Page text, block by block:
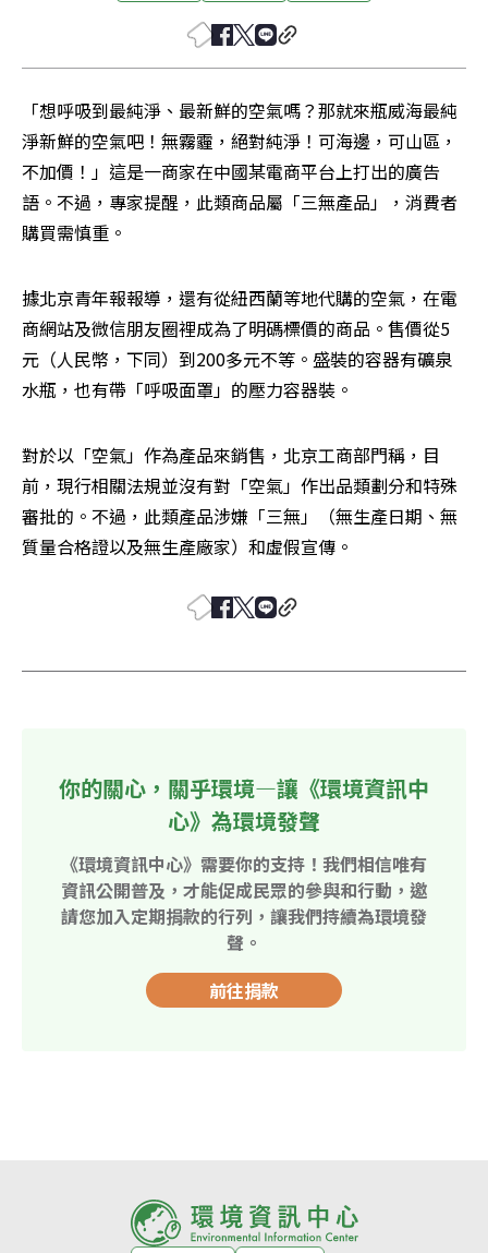
「想呼吸到最純淨、最新鮮的空氣嗎？那就來瓶威海最純
淨新鮮的空氣吧！無霧霾，絕對純淨！可海邊，可山區，
不加價！」這是一商家在中國某電商平台上打出的廣告
語。不過，專家提醒，此類商品屬「三無產品」，消費者
購買需慎重。
據北京青年報報導，還有從紐西蘭等地代購的空氣，在電
商網站及微信朋友圈裡成為了明碼標價的商品。售價從5
元（人民幣，下同）到200多元不等。盛裝的容器有礦泉
水瓶，也有帶「呼吸面罩」的壓力容器裝。
對於以「空氣」作為產品來銷售，北京工商部門稱，目
前，現行相關法規並沒有對「空氣」作出品類劃分和特殊
審批的。不過，此類產品涉嫌「三無」（無生產日期、無
質量合格證以及無生產廠家）和虛假宣傳。
你的關心，關乎環境—讓《環境資訊中
心》為環境發聲
《環境資訊中心》需要你的支持！我們相信唯有
資訊公開普及，才能促成民眾的參與和行動，邀
請您加入定期捐款的行列，讓我們持續為環境發
聲。
前往捐款